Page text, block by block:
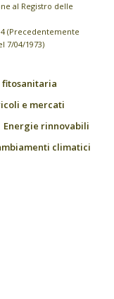
al Registro delle
(Precedentemente
7/04/1973)
fitosanitaria
e mercati
Energie rinnovabili
climatici